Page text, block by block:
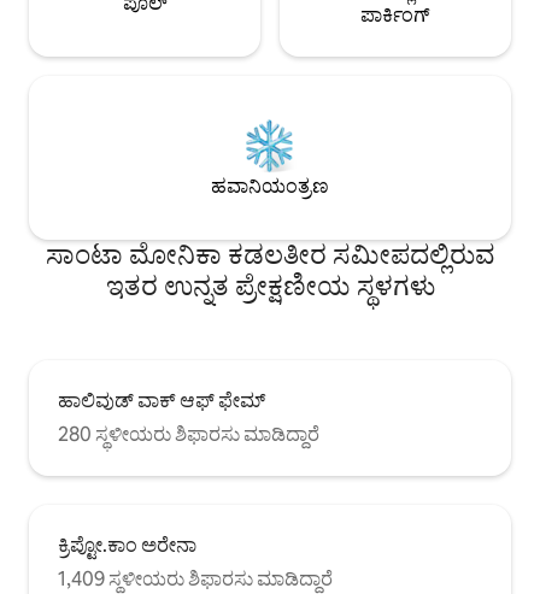
ಪಾರ್ಕಿಂಗ್
ಹವಾನಿಯಂತ್ರಣ
ಸಾಂಟಾ ಮೋನಿಕಾ ಕಡಲತೀರ ಸಮೀಪದಲ್ಲಿರುವ
ಇತರ ಉನ್ನತ ಪ್ರೇಕ್ಷಣೀಯ ಸ್ಥಳಗಳು
ಹಾಲಿವುಡ್ ವಾಕ್ ಆಫ್ ಫೇಮ್
280 ಸ್ಥಳೀಯರು ಶಿಫಾರಸು ಮಾಡಿದ್ದಾರೆ
ಕ್ರಿಪ್ಟೋ.ಕಾಂ ಅರೇನಾ
1,409 ಸ್ಥಳೀಯರು ಶಿಫಾರಸು ಮಾಡಿದ್ದಾರೆ